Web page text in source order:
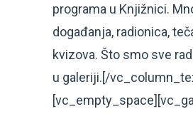
programa u Knjižnici.
događanja, radionica,
kvizova. Što smo sve
u galeriji.[/